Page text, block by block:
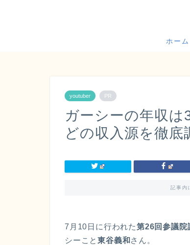
ホーム
youtuber PR
ガーシーの年収は
どの収入源を徹底
記事内
7月10日に行われた第26回参議院
シーこと東谷義和 さん。